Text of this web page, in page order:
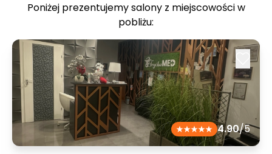
Poniżej prezentujemy salony z miejscowości w
pobliżu:
4.90/5